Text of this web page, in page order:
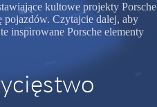
kultowe projekty Porsche
Czytajcie dalej, aby
inspirowane Porsche elementy